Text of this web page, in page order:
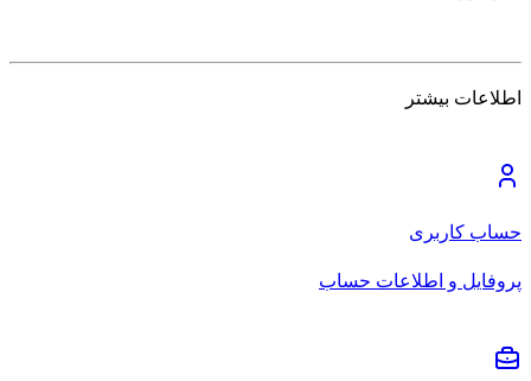
اطلاعات بیشتر
حساب کاربری
پروفایل و اطلاعات حساب